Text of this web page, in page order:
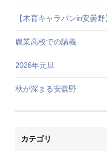
【木育キャラバンin安曇野
農業高校での講義
2026年元旦
秋が深まる安曇野
カテゴリ